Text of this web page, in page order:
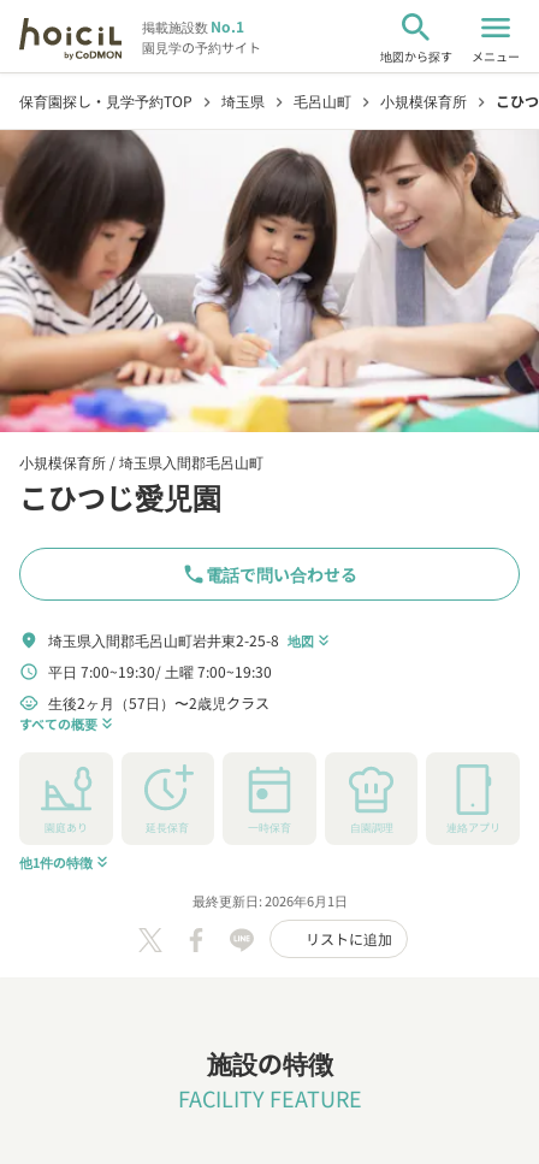
掲載施設数No.1
園見学の予約サイト
search
地図から探す
menu
メニュー
保育園探し・見学予約TOP chevron_right 埼玉県 chevron_right 毛呂山町 chevron_right 小規模保育所 chevron_right こひ
小規模保育所 /埼玉県入間郡毛呂山町
こひつじ愛児園
phone電話で問い合わせる
location_on 埼玉県入間郡毛呂山町岩井東2-25-8 地図 keyboard_double_arrow_down
schedule 平日 7:00~19:30 土曜 7:00~19:30
child_care 生後2ヶ月（57日）〜2歳児クラス
すべての概要 keyboard_double_arrow_down
園庭あり 延長保育 一時保育 自園調理 連絡アプリ
他1件の特徴 keyboard_double_arrow_down
最終更新日: 2026年6月1日
リストに追加
施設の特徴
FACILITY FEATURE